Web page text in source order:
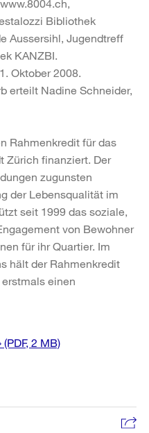
Bibliothek
Aussersihl, Jugendtreff
KANZBI.
Oktober 2008.
erteilt Nadine Schneider,
Rahmenkredit für das
Zürich finanziert. Der
zugunsten
der Lebensqualität im
seit 1999 das soziale,
von Bewohner
für ihr Quartier. Im
hält der Rahmenkredit
einen
(PDF, 2 MB)